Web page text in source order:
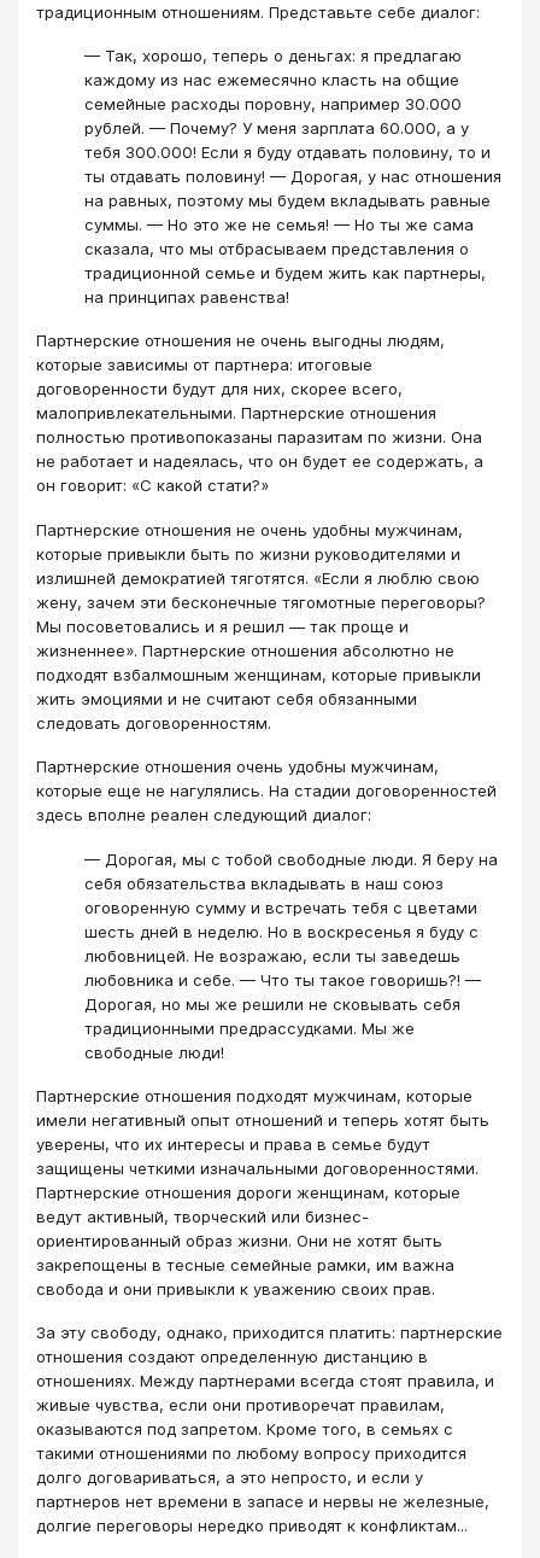
традиционным отношениям. Представьте себе диалог:
— Так, хорошо, теперь о деньгах: я предлагаю
каждому из нас ежемесячно класть на общие
семейные расходы поровну, например 30.000
рублей. — Почему? У меня зарплата 60.000, а у
тебя 300.000! Если я буду отдавать половину, то и
ты отдавать половину! — Дорогая, у нас отношения
на равных, поэтому мы будем вкладывать равные
суммы. — Но это же не семья! — Но ты же сама
сказала, что мы отбрасываем представления о
традиционной семье и будем жить как партнеры,
на принципах равенства!
Партнерские отношения не очень выгодны людям,
которые зависимы от партнера: итоговые
договоренности будут для них, скорее всего,
малопривлекательными. Партнерские отношения
полностью противопоказаны паразитам по жизни. Она
не работает и надеялась, что он будет ее содержать, а
он говорит: «С какой стати?»
Партнерские отношения не очень удобны мужчинам,
которые привыкли быть по жизни руководителями и
излишней демократией тяготятся. «Если я люблю свою
жену, зачем эти бесконечные тягомотные переговоры?
Мы посоветовались и я решил — так проще и
жизненнее». Партнерские отношения абсолютно не
подходят взбалмошным женщинам, которые привыкли
жить эмоциями и не считают себя обязанными
следовать договоренностям.
Партнерские отношения очень удобны мужчинам,
которые еще не нагулялись. На стадии договоренностей
здесь вполне реален следующий диалог:
— Дорогая, мы с тобой свободные люди. Я беру на
себя обязательства вкладывать в наш союз
оговоренную сумму и встречать тебя с цветами
шесть дней в неделю. Но в воскресенья я буду с
любовницей. Не возражаю, если ты заведешь
любовника и себе. — Что ты такое говоришь?! —
Дорогая, но мы же решили не сковывать себя
традиционными предрассудками. Мы же
свободные люди!
Партнерские отношения подходят мужчинам, которые
имели негативный опыт отношений и теперь хотят быть
уверены, что их интересы и права в семье будут
защищены четкими изначальными договоренностями.
Партнерские отношения дороги женщинам, которые
ведут активный, творческий или бизнес-
ориентированный образ жизни. Они не хотят быть
закрепощены в тесные семейные рамки, им важна
свобода и они привыкли к уважению своих прав.
За эту свободу, однако, приходится платить: партнерские
отношения создают определенную дистанцию в
отношениях. Между партнерами всегда стоят правила, и
живые чувства, если они противоречат правилам,
оказываются под запретом. Кроме того, в семьях с
такими отношениями по любому вопросу приходится
долго договариваться, а это непросто, и если у
партнеров нет времени в запасе и нервы не железные,
долгие переговоры нередко приводят к конфликтам...